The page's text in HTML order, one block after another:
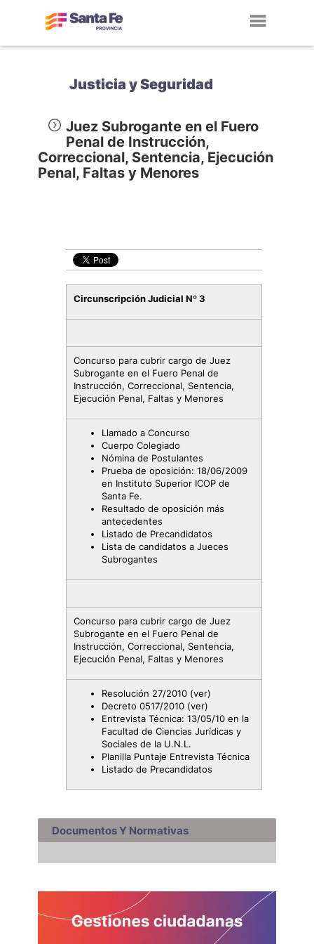
Justicia y Seguridad
Juez Subrogante en el Fuero
Penal de Instrucción,
Correccional, Sentencia, Ejecución
Penal, Faltas y Menores
Circunscripción Judicial Nº 3
Concurso para cubrir cargo de Juez
Subrogante en el Fuero Penal de
Instrucción, Correccional, Sentencia,
Ejecución Penal, Faltas y Menores
Llamado a Concurso
Cuerpo Colegiado
Nómina de Postulantes
Prueba de oposición: 18/06/2009
en Instituto Superior ICOP de
Santa Fe.
Resultado de oposición más
antecedentes
Listado de Precandidatos
Lista de candidatos a Jueces
Subrogantes
Concurso para cubrir cargo de Juez
Subrogante en el Fuero Penal de
Instrucción, Correccional, Sentencia,
Ejecución Penal, Faltas y Menores
Resolución 27/2010 (ver)
Decreto 0517/2010 (ver)
Entrevista Técnica: 13/05/10 en la
Facultad de Ciencias Jurídicas y
Sociales de la U.N.L.
Planilla Puntaje Entrevista Técnica
Listado de Precandidatos
Documentos Y Normativas